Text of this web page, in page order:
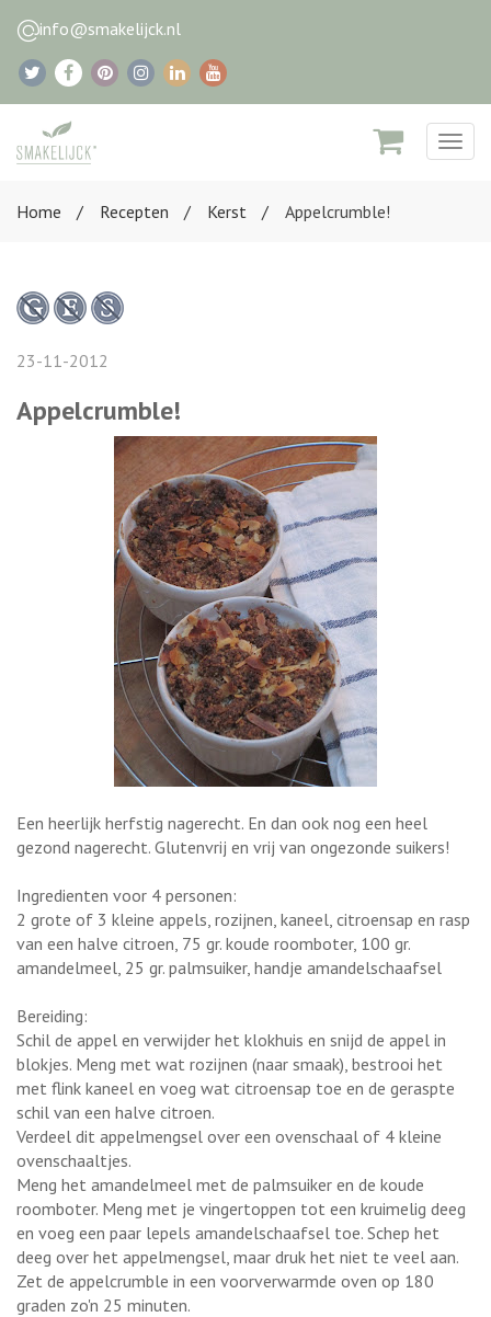
info@smakelijck.nl
Home
Recepten Kerst Appelcrumble!
23-11-2012
Appelcrumble!
Een heerlijk herfstig nagerecht. En dan ook nog een heel
gezond nagerecht. Glutenvrij en vrij van ongezonde suikers!
Ingredienten voor 4 personen:
2 grote of 3 kleine appels, rozijnen, kaneel, citroensap en rasp
van een halve citroen, 75 gr. koude roomboter, 100 gr.
amandelmeel, 25 gr. palmsuiker, handje amandelschaafsel
Bereiding:
Schil de appel en verwijder het klokhuis en snijd de appel in
blokjes. Meng met wat rozijnen (naar smaak), bestrooi het
met flink kaneel en voeg wat citroensap toe en de geraspte
schil van een halve citroen.
Verdeel dit appelmengsel over een ovenschaal of 4 kleine
ovenschaaltjes.
Meng het amandelmeel met de palmsuiker en de koude
roomboter. Meng met je vingertoppen tot een kruimelig deeg
en voeg een paar lepels amandelschaafsel toe. Schep het
deeg over het appelmengsel, maar druk het niet te veel aan.
Zet de appelcrumble in een voorverwarmde oven op 180
graden zo'n 25 minuten.